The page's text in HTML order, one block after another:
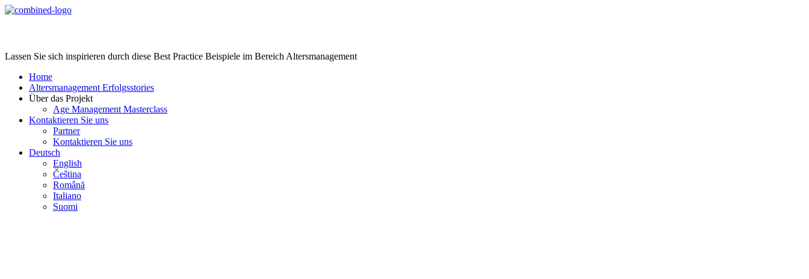
Lassen Sie sich inspirieren durch diese Best Practice Beispiele im Bereich Altersmanagement
Home
Altersmanagement Erfolgsstories
Über das Projekt
Age Management Masterclass
Kontaktieren Sie uns
Partner
Kontaktieren Sie uns
Deutsch
English
Čeština
Română
Italiano
Suomi